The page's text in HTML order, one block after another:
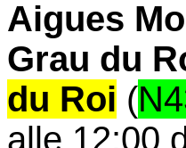
Aigues
Grau du
du Roi (
alle 12:00